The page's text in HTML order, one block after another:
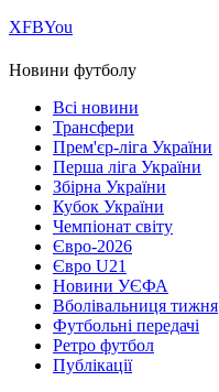
ХFBYou
Новини футболу
Всі новини
Трансфери
Прем'єр-ліга України
Перша ліга України
Збірна України
Кубок України
Чемпіонат світу
Євро-2026
Євро U21
Новини УЄФА
Вболівальниця тижня
Футбольні передачі
Ретро футбол
Публікації